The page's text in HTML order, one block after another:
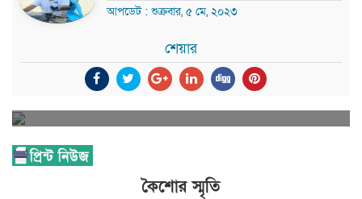
আপডেট : শুক্রবার, ৫ মে, ২০২৩
শেয়ার
কৈশোর স্মৃতি